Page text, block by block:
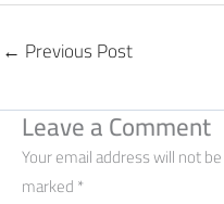
← Previous Post
Leave a Comment
Your email address will not
marked*